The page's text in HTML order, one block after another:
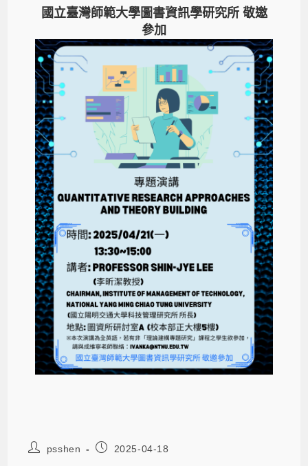
國立臺灣師範大學圖書資訊學研究所 敬邀
參加
psshen 2025-04-18